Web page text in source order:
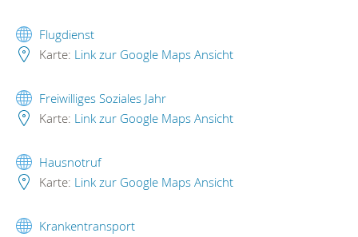
Flugdienst
Karte: Link zur Google Maps Ansicht
Freiwilliges Soziales Jahr
Karte: Link zur Google Maps Ansicht
Hausnotruf
Karte: Link zur Google Maps Ansicht
Krankentransport